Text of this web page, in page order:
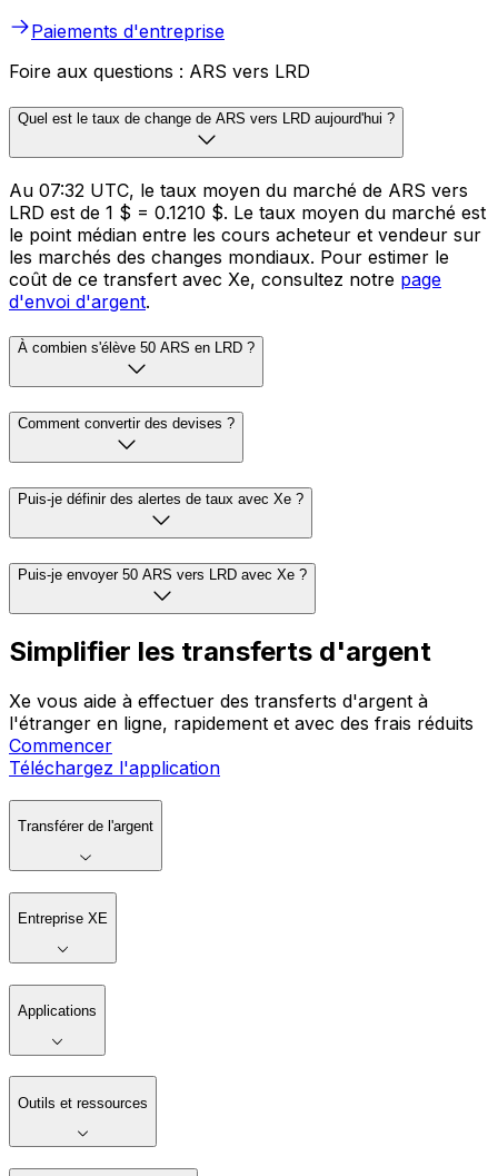
Paiements d'entreprise
Foire aux questions : ARS vers LRD
Quel est le taux de change de ARS vers LRD aujourd'hui ?
Au 07:32 UTC, le taux moyen du marché de ARS vers
LRD est de 1 $ = 0.1210 $. Le taux moyen du marché est
le point médian entre les cours acheteur et vendeur sur
les marchés des changes mondiaux. Pour estimer le
coût de ce transfert avec Xe, consultez notre page
d'envoi d'argent.
À combien s'élève 50 ARS en LRD ?
Comment convertir des devises ?
Puis-je définir des alertes de taux avec Xe ?
Puis-je envoyer 50 ARS vers LRD avec Xe ?
Simplifier les transferts d'argent
Xe vous aide à effectuer des transferts d'argent à
l'étranger en ligne, rapidement et avec des frais réduits
Commencer
Téléchargez l'application
Transférer de l'argent
Entreprise XE
Applications
Outils et ressources